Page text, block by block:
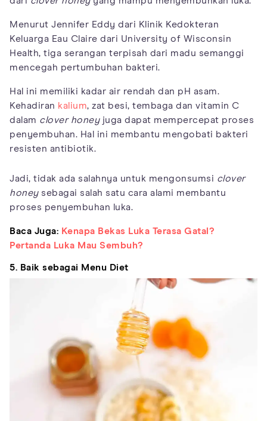
Menurut Jennifer Eddy dari Klinik Kedokteran
Keluarga Eau Claire dari University of Wisconsin
Health, tiga serangan terpisah dari madu semanggi
mencegah pertumbuhan bakteri.
Hal ini memiliki kadar air rendah dan pH asam.
Kehadiran kalium, zat besi, tembaga dan vitamin C
dalam clover honeyjuga dapat mempercepat proses
penyembuhan. Hal ini membantu mengobati bakteri
resisten antibiotik.
Jadi, tidak ada salahnya untuk mengonsumsi clover
honeysebagai salah satu cara alami membantu
proses penyembuhan luka.
Baca Juga: Kenapa Bekas Luka Terasa Gatal?
Pertanda Luka Mau Sembuh?
5. Baik sebagai Menu Diet